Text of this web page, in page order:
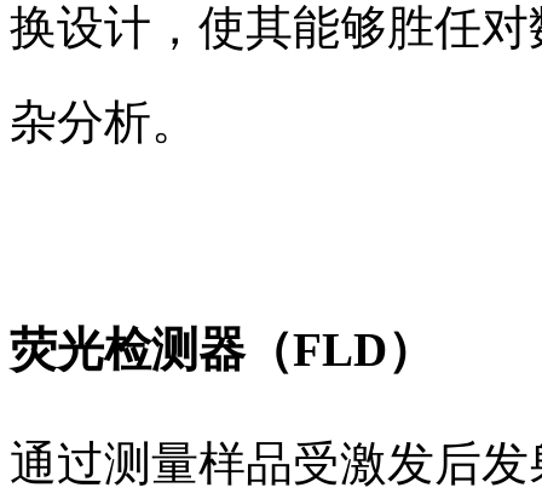
换设计，使其能够胜任
杂分析。
荧光检测器（FLD）
通过测量样品受激发后